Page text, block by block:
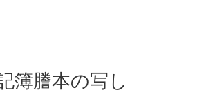
簿謄本の写し